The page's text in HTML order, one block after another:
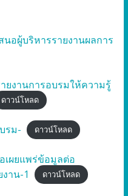
อผู้บริหารรายงานผลการ
งานการอบรมให้ความรู้
ดาวน์โหลด
รม- ดาวน์โหลด
เผยแพร่ข้อมูลต่อ
าน-1
ดาวน์โหลด